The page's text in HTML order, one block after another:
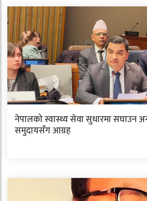
नेपालको स्वास्थ्य सेवा सुधारमा सघाउन
समुदायसँग आग्रह